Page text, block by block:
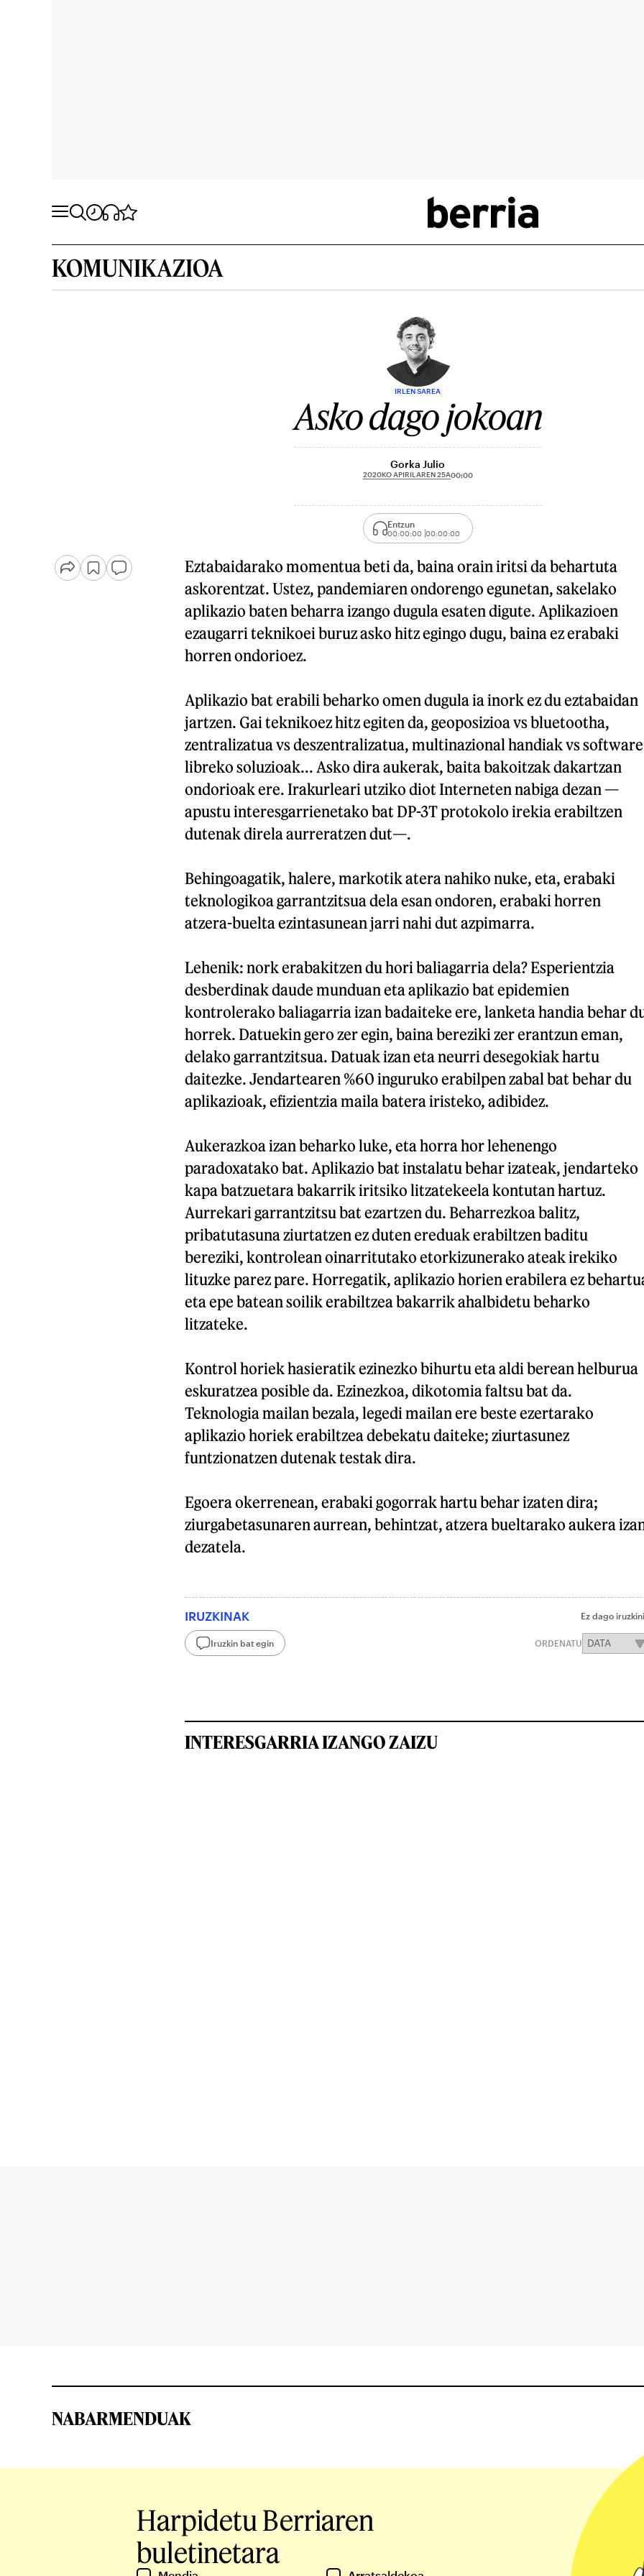
KOMUNIKAZIOA
IRLEN SAREA
Asko dago jokoan
Gorka Julio
2020KO APIRILAREN 25A00:00
Entzun
00:00:00 00:00:00
Eztabaidarako momentua beti da, baina orain iritsi da behartuta
askorentzat. Ustez, pandemiaren ondorengo egunetan, sakelako
aplikazio baten beharra izango dugula esaten digute. Aplikazioen
ezaugarri teknikoei buruz asko hitz egingo dugu, baina ez erabaki
horren ondorioez.
Aplikazio bat erabili beharko omen dugula ia inork ez du eztabaidan
jartzen. Gai teknikoez hitz egiten da, geoposizioa vs bluetootha,
zentralizatua vs deszentralizatua, multinazional handiak vs software
libreko soluzioak... Asko dira aukerak, baita bakoitzak dakartzan
ondorioak ere. Irakurleari utziko diot Interneten nabiga dezan —
apustu interesgarrienetako bat DP-3T protokolo irekia erabiltzen
dutenak direla aurreratzen dut—.
Behingoagatik, halere, markotik atera nahiko nuke, eta, erabaki
teknologikoa garrantzitsua dela esan ondoren, erabaki horren
atzera-buelta ezintasunean jarri nahi dut azpimarra.
Lehenik: nork erabakitzen du hori baliagarria dela? Esperientzia
desberdinak daude munduan eta aplikazio bat epidemien
kontrolerako baliagarria izan badaiteke ere, lanketa handia behar
horrek. Datuekin gero zer egin, baina bereziki zer erantzun eman,
delako garrantzitsua. Datuak izan eta neurri desegokiak hartu
daitezke. Jendartearen %60 inguruko erabilpen zabal bat behar du
aplikazioak, efizientzia maila batera iristeko, adibidez.
Aukerazkoa izan beharko luke, eta horra hor lehenengo
paradoxatako bat. Aplikazio bat instalatu behar izateak, jendarteko
kapa batzuetara bakarrik iritsiko litzatekeela kontutan hartuz.
Aurrekari garrantzitsu bat ezartzen du. Beharrezkoa balitz,
pribatutasuna ziurtatzen ez duten ereduak erabiltzen baditu
bereziki, kontrolean oinarritutako etorkizunerako ateak irekiko
lituzke parez pare. Horregatik, aplikazio horien erabilera ez
eta epe batean soilik erabiltzea bakarrik ahalbidetu beharko
litzateke.
Kontrol horiek hasieratik ezinezko bihurtu eta aldi berean helburua
eskuratzea posible da. Ezinezkoa, dikotomia faltsu bat da.
Teknologia mailan bezala, legedi mailan ere beste ezertarako
aplikazio horiek erabiltzea debekatu daiteke; ziurtasunez
funtzionatzen dutenak testak dira.
Egoera okerrenean, erabaki gogorrak hartu behar izaten dira;
ziurgabetasunaren aurrean, behintzat, atzera bueltarako aukera
dezatela.
IRUZKINAK Ez dago
Iruzkin bat egin ORDENATU
INTERESGARRIA IZANGO ZAIZU
NABARMENDUAK
Harpidetu Berriaren
buletinetara